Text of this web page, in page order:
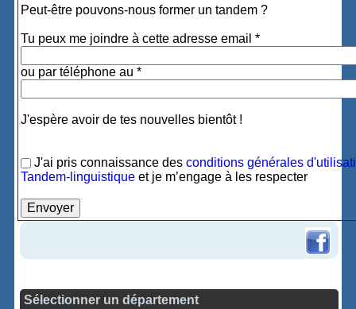
Peut-être pouvons-nous former un tandem ?
Tu peux me joindre à cette adresse email *
ou par téléphone au *
J'espère avoir de tes nouvelles bientôt !
J'ai pris connaissance desconditions générales
Tandem-linguistique et je m’engage à les respecter
Sélectionner un département